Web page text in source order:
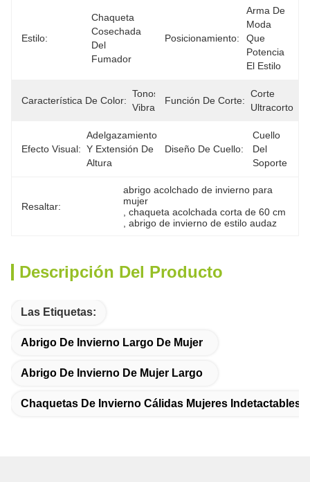
Estilo:
Chaqueta
Cosechada
Del
Fumador
‌Posicionamiento:
Arma De
Moda
Que
Potencia
El Estilo
Característica De Color:
Tonos
Vibrantes
Función De Corte:
Corte
Ultracorto
‌Efecto Visual:
Adelgazamiento
Y Extensión De
Altura
‌Diseño De Cuello:
Cuello
Del
Soporte
Resaltar:
abrigo acolchado de invierno para
mujer
, chaqueta acolchada corta de 60 cm
, abrigo de invierno de estilo audaz
Descripción Del Producto
Las Etiquetas:
Abrigo De Invierno Largo De Mujer
Abrigo De Invierno De Mujer Largo
Chaquetas De Invierno Cálidas Mujeres Indetactables